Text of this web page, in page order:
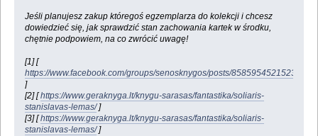
Jeśli planujesz zakup któregoś egzemplarza do kolekcji i chcesz
dowiedzieć się, jak sprawdzić stan zachowania kartek w środku,
chętnie podpowiem, na co zwrócić uwagę!
[1] [
https://www.facebook.com/groups/senosknygos/posts/8585954521523386/
]
[2] [https://www.geraknyga.lt/knygu-sarasas/fantastika/soliaris-
stanislavas-lemas/]
[3] [https://www.geraknyga.lt/knygu-sarasas/fantastika/soliaris-
stanislavas-lemas/]